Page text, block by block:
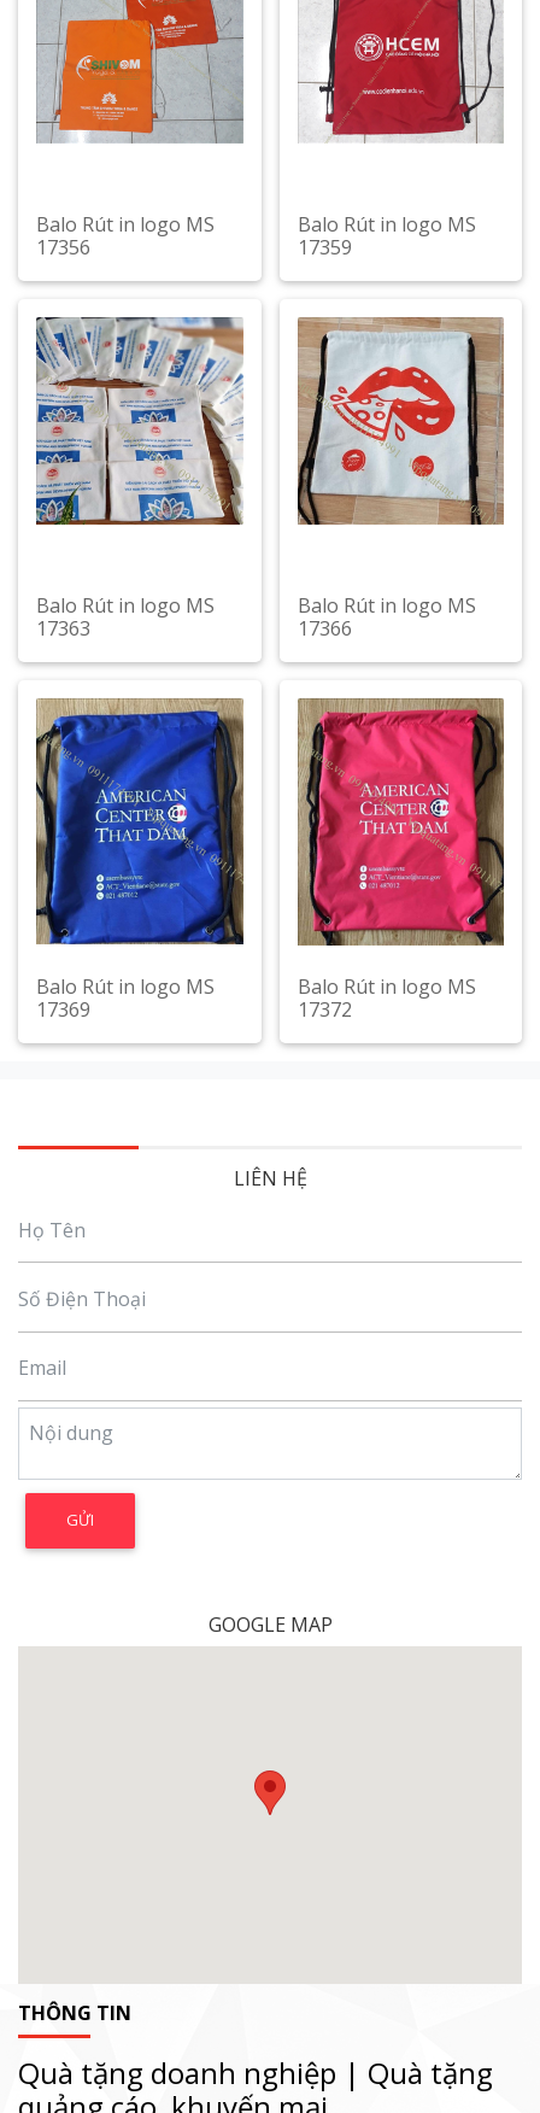
Balo Rút in logo MS
17356
Xem chi tiết
Balo Rút in logo MS
17359
Xem chi tiết
Balo Rút in logo MS
17363
Xem chi tiết
Balo Rút in logo MS
17366
Xem chi tiết
Balo Rút in logo MS
17369
Xem chi tiết
Balo Rút in logo MS
17372
Xem chi tiết
LIÊN HỆ
GOOGLE MAP
THÔNG TIN
Quà tặng doanh nghiệp | Quà tặng